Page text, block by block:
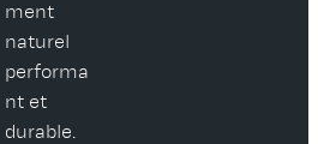
ment
naturel
performa
nt et
durable.